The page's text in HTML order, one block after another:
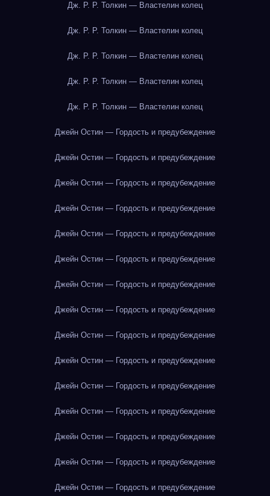
Дж. Р. Р. Толкин — Властелин колец
Дж. Р. Р. Толкин — Властелин колец
Дж. Р. Р. Толкин — Властелин колец
Дж. Р. Р. Толкин — Властелин колец
Дж. Р. Р. Толкин — Властелин колец
Джейн Остин — Гордость и предубеждение
Джейн Остин — Гордость и предубеждение
Джейн Остин — Гордость и предубеждение
Джейн Остин — Гордость и предубеждение
Джейн Остин — Гордость и предубеждение
Джейн Остин — Гордость и предубеждение
Джейн Остин — Гордость и предубеждение
Джейн Остин — Гордость и предубеждение
Джейн Остин — Гордость и предубеждение
Джейн Остин — Гордость и предубеждение
Джейн Остин — Гордость и предубеждение
Джейн Остин — Гордость и предубеждение
Джейн Остин — Гордость и предубеждение
Джейн Остин — Гордость и предубеждение
Джейн Остин — Гордость и предубеждение